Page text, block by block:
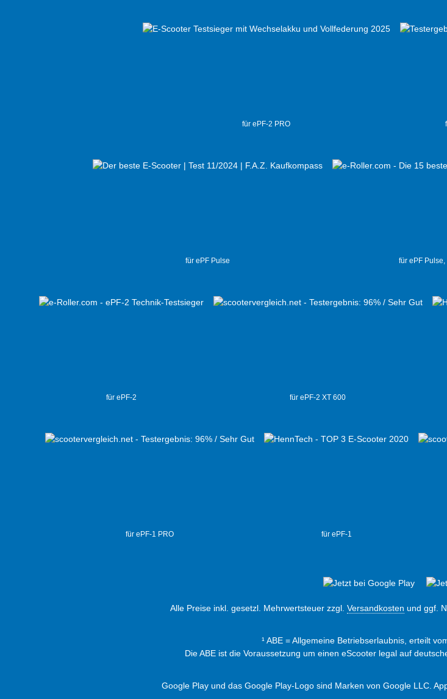
für ePF-2 PRO
für ePF Pulse für ePF Pulse,
für ePF-2 für ePF-2 XT 600
für ePF-1 PRO für ePF-1
Alle Preise inkl. gesetzl. Mehrwertsteuer zzgl. Versandkosten und ggf.
¹ ABE = Allgemeine Betriebserlaubnis, erteilt
Die ABE ist die Voraussetzung um einen eScooter legal auf
Google Play und das Google Play-Logo sind Marken von Google LLC.